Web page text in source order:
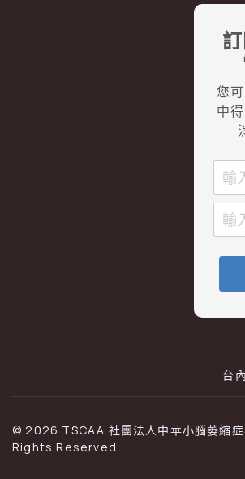
您
中
台
© 2026 TSCAA 社團法人中華小腦萎縮
Rights Reserved.